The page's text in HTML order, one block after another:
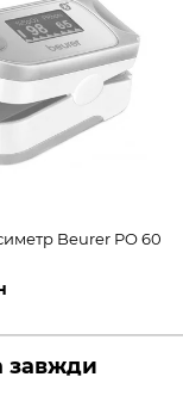
Beurer PO 60
завжди